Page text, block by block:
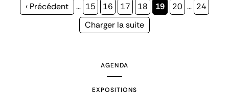
Page
‹ Précédent … Page
15 Page
16 Page
17 Page
18
Page
19 Page
20 … Page
24
Page
Charger la suite
AGENDA
EXPOSITIONS